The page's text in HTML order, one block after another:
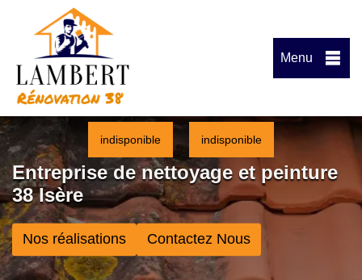
Menu
indisponible indisponible
Entreprise de nettoyage et peinture
38 Isère
Nos réalisations Contactez Nous